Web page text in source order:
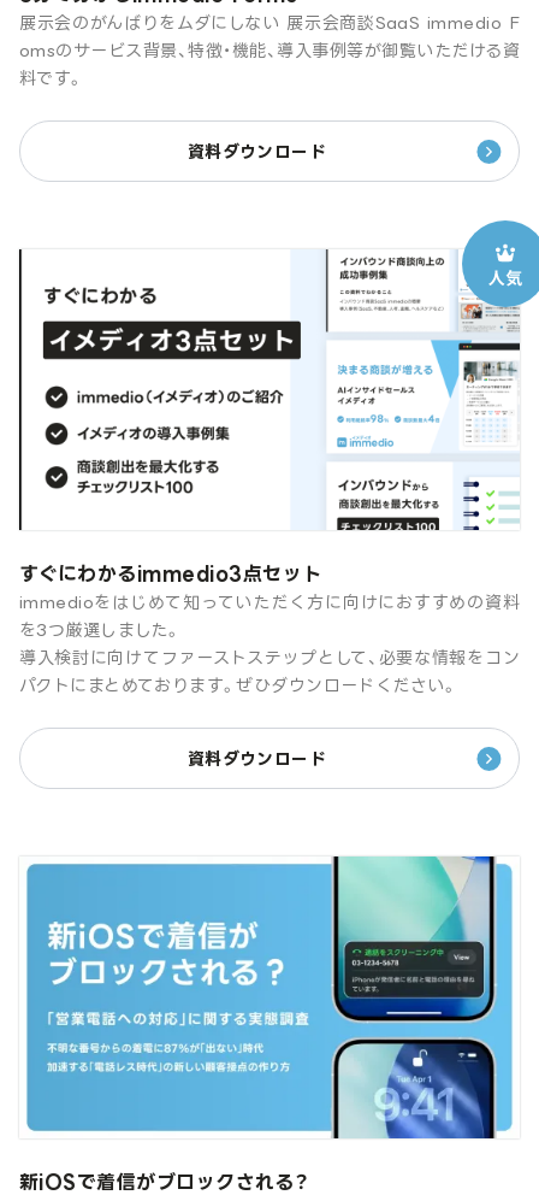
展示会のがんばりをムダにしない 展示会商談SaaS immedio F
omsのサービス背景、特徴・機能、導入事例等が御覧いただける資
料です。
資料ダウンロード
すぐにわかるimmedio3点セット
immedioをはじめて知っていただく方に向けにおすすめの資料
を3つ厳選しました。
導入検討に向けてファーストステップとして、必要な情報をコン
パクトにまとめております。ぜひダウンロードください。
資料ダウンロード
新iOSで着信がブロックされる？